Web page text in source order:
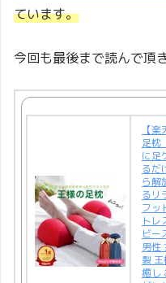
ています。
今回も最後まで読んで頂
【
足枕
に足
るだ
ら解
るリ
フッ
トレ
ビー
男性
製 王
癒し